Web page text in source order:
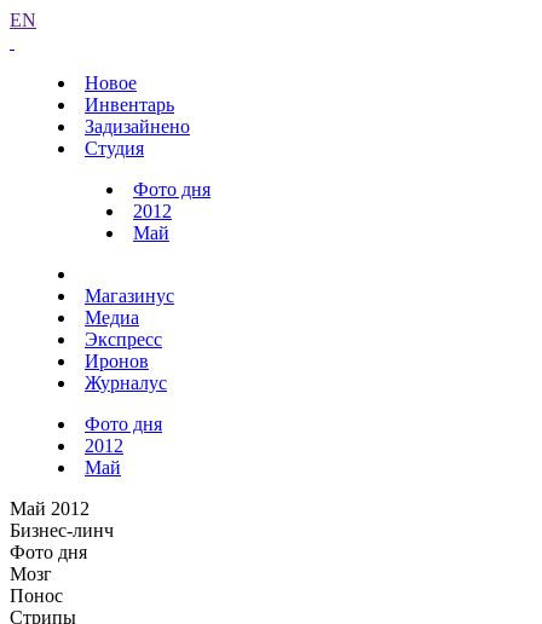
EN
Новое
Инвентарь
Задизайнено
Студия
Фото дня
2012
Май
Магазинус
Медиа
Экспресс
Иронов
Журналус
Фото дня
2012
Май
Май 2012
Бизнес-линч
Фото дня
Мозг
Понос
Стрипы